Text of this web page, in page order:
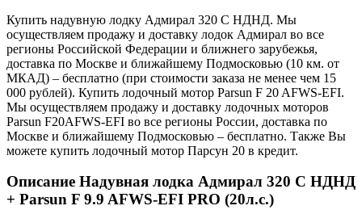
Купить надувную лодку Адмирал 320 С НДНД. Мы
осуществляем продажу и доставку лодок Адмирал во все
регионы Российской Федерации и ближнего зарубежья,
доставка по Москве и ближайшему Подмосковью (10 км. от
МКАД) – бесплатно (при стоимости заказа не менее чем 15
000 рублей). Купить лодочный мотор Parsun F 20 AFWS-EFI.
Мы осуществляем продажу и доставку лодочных моторов
Parsun F20AFWS-EFI во все регионы России, доставка по
Москве и ближайшему Подмосковью – бесплатно. Также Вы
можете купить лодочный мотор Парсун 20 в кредит.
Описание Надувная лодка Адмирал 320 С НДНД
+ Parsun F 9.9 AFWS-EFI PRO (20л.с.)